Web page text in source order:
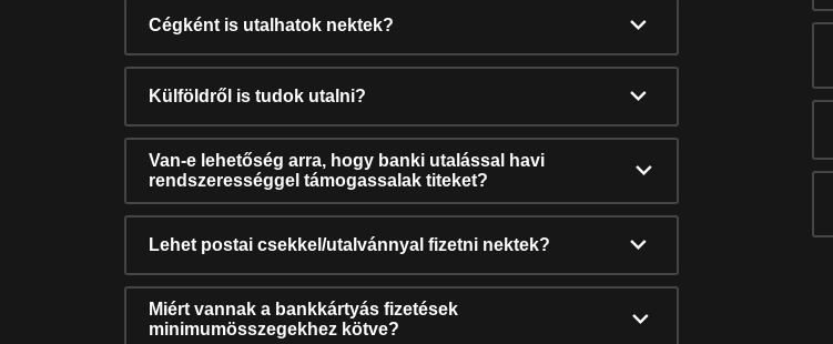
Cégként is utalhatok nektek?
Külföldről is tudok utalni?
Van-e lehetőség arra, hogy banki utalással havi
rendszerességgel támogassalak titeket?
Lehet postai csekkel/utalvánnyal fizetni nektek?
Miért vannak a bankkártyás fizetések
minimumösszegekhez kötve?